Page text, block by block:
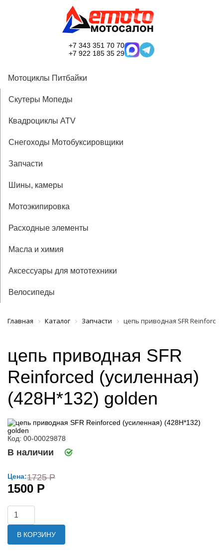
+7 343 351 70 70
+7 922 185 35 29
Мотоциклы Питбайки
Скутеры Мопеды
Квадроциклы ATV
Снегоходы Мотобуксировщики
Запчасти
Шины, камеры
Мотоэкипировка
Расходные элементы
Масла и химия
Аксессуары для мототехники
Велосипеды
Главная Каталог Запчасти цепь приводная SFR
цепь приводная SFR
Reinforced (усиленная)
(428H*132) golden
Код: 00-00029878
В наличии
Цена:1725 Р
1500 Р
В КОРЗИНУ